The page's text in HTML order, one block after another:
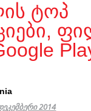
ტოპ
2014